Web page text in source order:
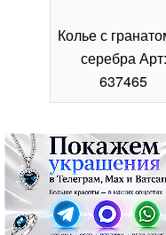
Колье с
серебра Арт:
637465